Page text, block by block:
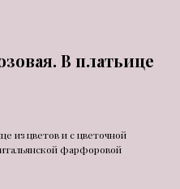
В платьице
из цветов и с цветочной
фарфоровой